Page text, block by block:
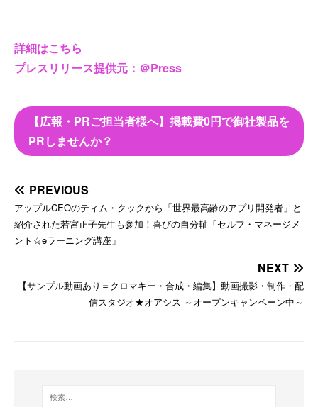
詳細はこちら
プレスリリース提供元：＠Press
【広報・PRご担当者様へ】掲載費0円で御社製品を
PRしませんか？
PREVIOUS
アップルCEOのティム・クックから「世界最高齢のアプリ開発者」と
紹介された若宮正子先生も参加！喜びの自分軸「セルフ・マネージメ
ント☆eラーニング講座」
NEXT
【サンプル動画あり＝クロマキー・合成・編集】動画撮影・制作・配
信スタジオ★オアシス ～オープンキャンペーン中～